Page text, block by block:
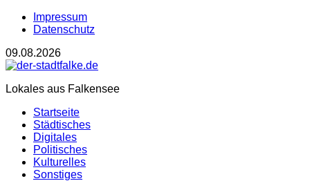
Impressum
Datenschutz
09.08.2026
Lokales aus Falkensee
Startseite
Städtisches
Digitales
Politisches
Kulturelles
Sonstiges